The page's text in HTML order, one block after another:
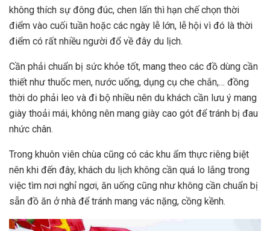
không thích sự đông đúc, chen lấn thì hạn chế chọn thời
điểm vào cuối tuần hoặc các ngày lễ lớn, lễ hội vì đó là thời
điểm có rất nhiều người đổ về đây du lịch.
Cần phải chuẩn bị sức khỏe tốt, mang theo các đồ dùng cần
thiết như thuốc men, nước uống, dụng cụ che chắn,… đồng
thời do phải leo và đi bộ nhiều nên du khách cần lưu ý mang
giày thoải mái, không nên mang giày cao gót để tránh bị đau
nhức chân.
Trong khuôn viên chùa cũng có các khu ẩm thực riêng biệt
nên khi đến đây, khách du lịch không cần quá lo lắng trong
việc tìm nơi nghỉ ngơi, ăn uống cũng như không cần chuẩn bị
sẵn đồ ăn ở nhà để tránh mang vác nặng, cồng kềnh.